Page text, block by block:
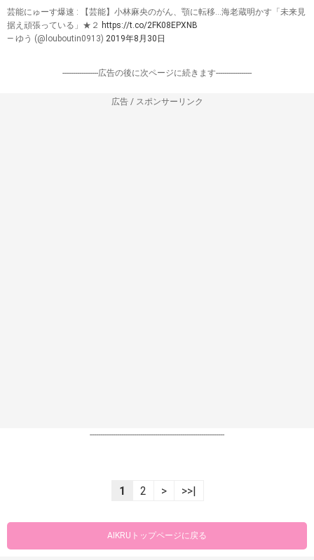
芸能にゅーす爆速 : 【芸能】小林麻央のがん、顎に転移…海老蔵明かす「未来見
据え頑張っている」★２ https://t.co/2FK08EPXNB
— ゆう (@louboutin0913) 2019年8月30日
-----------------広告の後に次ページに続きます-----------------
広告 / スポンサーリンク
----------------------------------------------------------------
1 2 > >>|
AIKRUトップページに戻る